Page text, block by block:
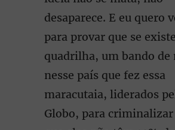
desaparece. E eu quero
para provar que se
quadrilha, um bando de
nesse país que fez essa
maracutaia, liderados
Globo, para criminalizar